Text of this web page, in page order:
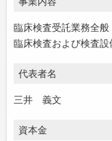
臨床検査受託業務全般
臨床検査および検査
代表者名
三井 義文
資本金